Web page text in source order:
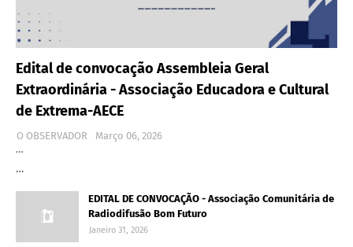
Edital de convocação Assembleia Geral
Extraordinária - Associação Educadora e Cultural
de Extrema-AECE
O OBSERVADOR
Março 06, 2026
…
…
EDITAL DE CONVOCAÇÃO - Associação Comunitária de
Radiodifusão Bom Futuro
Janeiro 31, 2026